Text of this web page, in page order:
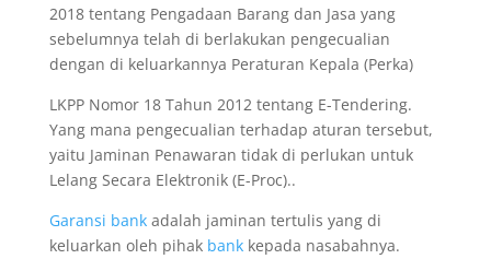
2018 tentang Pengadaan Barang dan Jasa yang
sebelumnya telah di berlakukan pengecualian
dengan di keluarkannya Peraturan Kepala (Perka)
LKPP Nomor 18 Tahun 2012 tentang E-Tendering.
Yang mana pengecualian terhadap aturan tersebut,
yaitu Jaminan Penawaran tidak di perlukan untuk
Lelang Secara Elektronik (E-Proc)..
Garansi bankadalah jaminan tertulis yang di
keluarkan oleh pihak bankkepada nasabahnya.